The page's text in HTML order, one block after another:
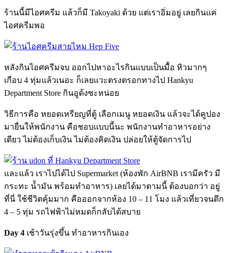
ร้านนี้มีไอศครีม แล้วก็มี Takoyaki ด้วย แต่เราอิ่มอยู่ เลยกินแค่
ไอศครีมพอ
หลังกินไอศครีมจบ ออกไปหาอะไรกินแบบเป็นมื้อ หิวมากๆ
เกือบ 4 ทุ่มแล้วเนอะ ก็เลยแวะตรงตรอกทางไป Hankyu
Department Store กินอูด้งซะหน่อย
วิธีการคือ หยอดเหรียญที่ตู้ เลือกเมนู หยอดเงิน แล้วจะได้คูปอง
มายื่นให้พนักงาน คือชอบแบบนี้นะ พนักงานทำอาหารอย่าง
เดียว ไม่ต้องเก็บเงิน ไม่ต้องคิดเงิน ปล่อยให้ตู้จัดการไป
และแล้ว เราไปได้ไป Supermarket (ห้องพัก AirBNB เรามีครัว มี
กระทะ น้ำมัน พร้อมทำอาหาร) เลยได้มาตามนี้ ต้องบอกว่า อยู่
ที่นี่ ใช้ชีวิตคุ้มมาก คือออกจากห้อง 10 – 11 โมง แล้วเที่ยวจนดึก
4 – 5 ทุ่ม รถไฟฟ้าไม่หมดก็กลับได้สบาย
Day 4 เช้าวันรุ่งขึ้น ทำอาหารกินเอง